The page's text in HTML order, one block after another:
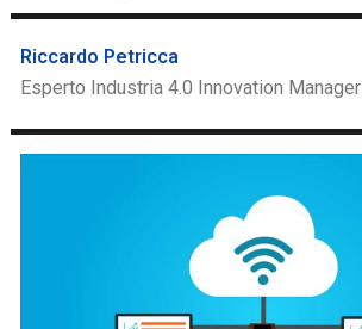
Riccardo Petricca
Esperto Industria 4.0 Innovation Manager